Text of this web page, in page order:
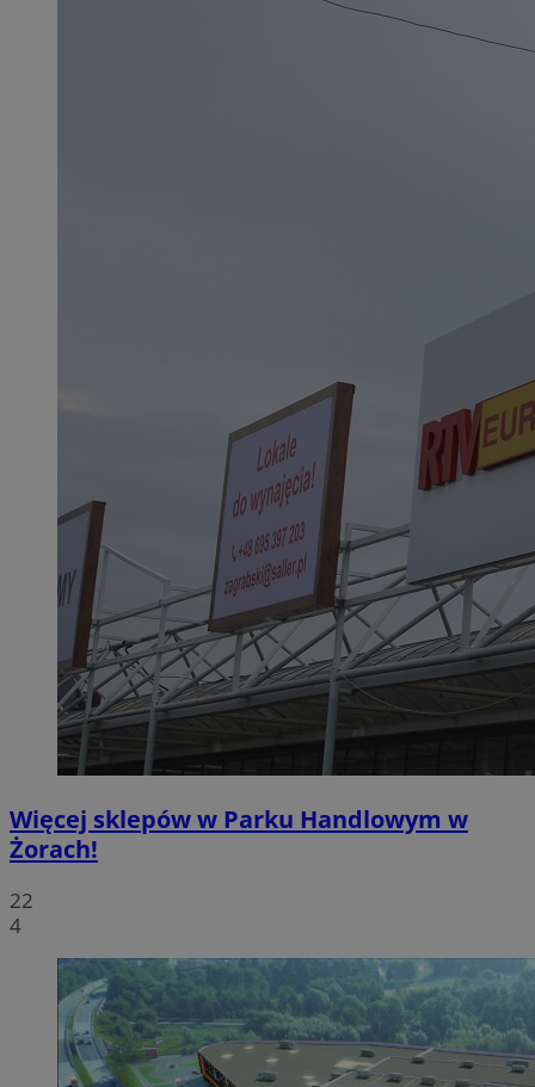
Więcej sklepów w Parku Handlowym w
Żorach!
22
4